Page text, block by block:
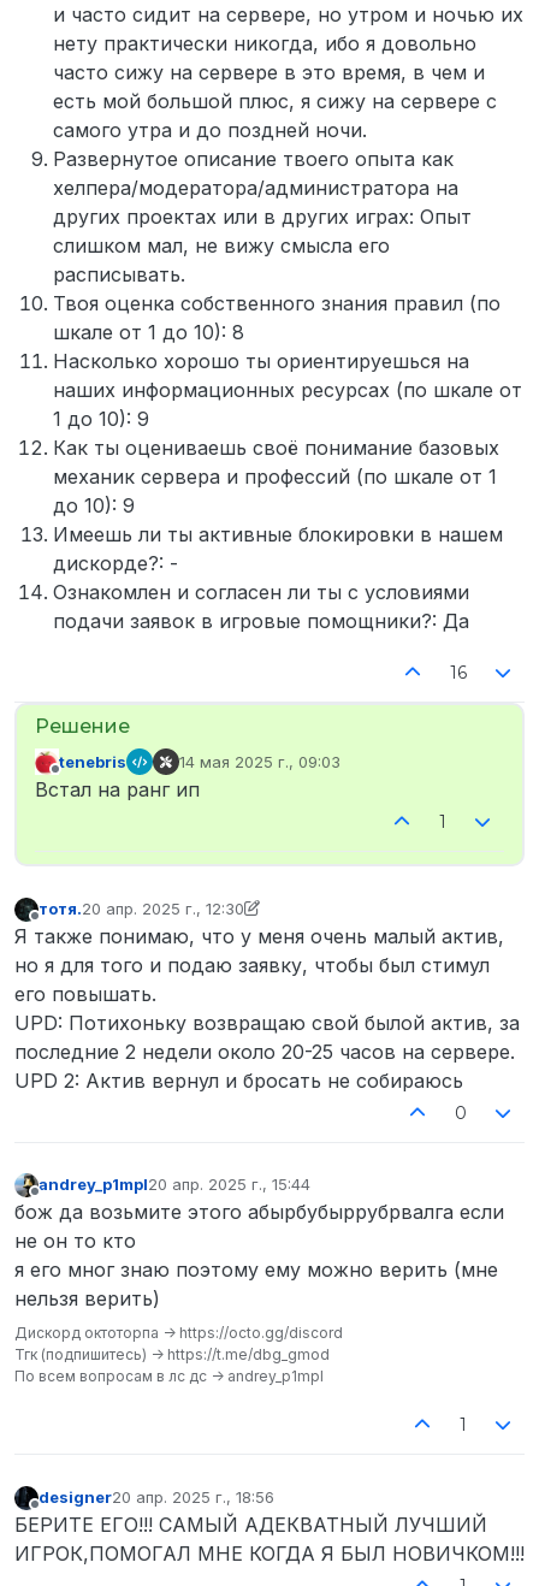
и часто сидит на сервере, но утром и ночью их
нету практически никогда, ибо я довольно
часто сижу на сервере в это время, в чем и
есть мой большой плюс, я сижу на сервере с
самого утра и до поздней ночи.
Развернутое описание твоего опыта как
хелпера/модератора/администратора на
других проектах или в других играх: Опыт
слишком мал, не вижу смысла его
расписывать.
Твоя оценка собственного знания правил (по
шкале от 1 до 10): 8
Насколько хорошо ты ориентируешься на
наших информационных ресурсах (по шкале от
1 до 10): 9
Как ты оцениваешь своё понимание базовых
механик сервера и профессий (по шкале от 1
до 10): 9
Имеешь ли ты активные блокировки в нашем
дискорде?: -
Ознакомлен и согласен ли ты с условиями
подачи заявок в игровые помощники?: Да
16
Не в сети
tenebris 14 мая 2025 г., 09:03
отредактировано
Встал на ранг ип
1
тотя.20 апр. 2025 г., 12:30
отредактировано тотя.
Я также понимаю, что у меня очень малый актив,
но я для того и подаю заявку, чтобы был стимул
его повышать.
UPD: Потихоньку возвращаю свой былой актив, за
последние 2 недели около 20-25 часов на сервере.
UPD 2: Актив вернул и бросать не собираюсь
0
andrey_p1mpl20 апр. 2025 г., 15:44
отредактировано
бож да возьмите этого абырбубыррубрвалга если
не он то кто
я его мног знаю поэтому ему можно верить (мне
нельзя верить)
Дискорд октоторпа -> https://octo.gg/discord
Тгк (подпишитесь) -> https://t.me/dbg_gmod
По всем вопросам в лс дс -> andrey_p1mpl
1
Не в сети
designer20 апр. 2025 г., 18:56
отредактировано
БЕРИТЕ ЕГО!!! САМЫЙ АДЕКВАТНЫЙ ЛУЧШИЙ
ИГРОК,ПОМОГАЛ МНЕ КОГДА Я БЫЛ НОВИЧКОМ!!!